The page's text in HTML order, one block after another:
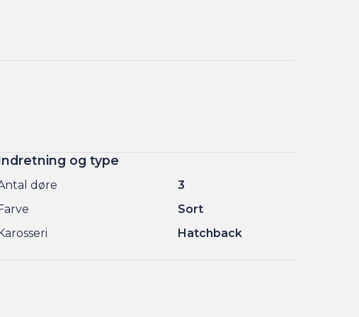
og type
døre
3
Sort
Hatchback